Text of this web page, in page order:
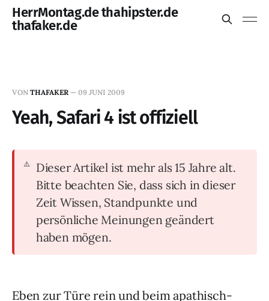
HerrMontag.de thahipster.de
thafaker.de
VON THAFAKER — 09 JUNI 2009
Yeah, Safari 4 ist offiziell
Dieser Artikel ist mehr als 15 Jahre alt.
Bitte beachten Sie, dass sich in dieser
Zeit Wissen, Standpunkte und
persönliche Meinungen geändert
haben mögen.
Eben zur Türe rein und beim apathisch-